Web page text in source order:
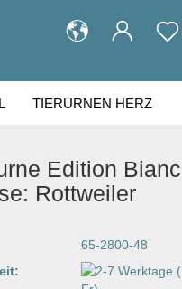
TIERURNEN HERZ
Edition
Rottweiler
65-2800-48